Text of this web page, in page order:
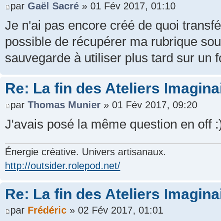
par Gaël Sacré » 01 Fév 2017, 01:10
Je n'ai pas encore créé de quoi
possible de récupérer ma rubrique
sauvegarde à utiliser plus tard sur un
Re: La fin des Ateliers
par Thomas Munier » 01 Fév 2017, 09:20
J'avais posé la même question en off
Énergie créative. Univers artisanaux.
http://outsider.rolepod.net/
Re: La fin des Ateliers
par Frédéric » 02 Fév 2017, 01:01